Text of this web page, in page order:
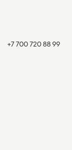
+7 700 720 88 99